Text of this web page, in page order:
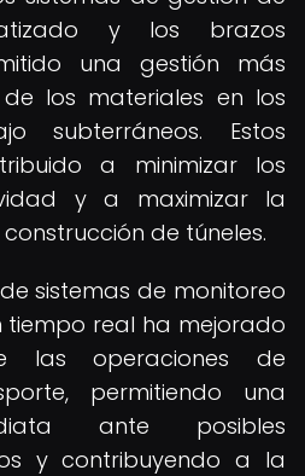
y los brazos
una gestión más
los materiales en los
subterráneos. Estos
a minimizar los
y a maximizar la
de túneles.
sistemas de monitoreo
real ha mejorado
las operaciones de
permitiendo una
ante posibles
y contribuyendo a la